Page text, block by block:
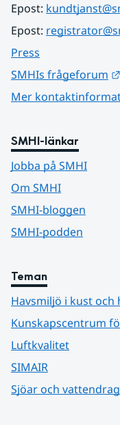
Epost:
Epost:
Press
SMHIs frågeforum
Mer
SMHI-länkar
Jobba på SMHI
Om SMHI
SMHI-bloggen
SMHI-podden
Teman
Havsmiljö i kust och
Kunskapscentrum
Luftkvalitet
SIMAIR
Sjöar och vattendrag